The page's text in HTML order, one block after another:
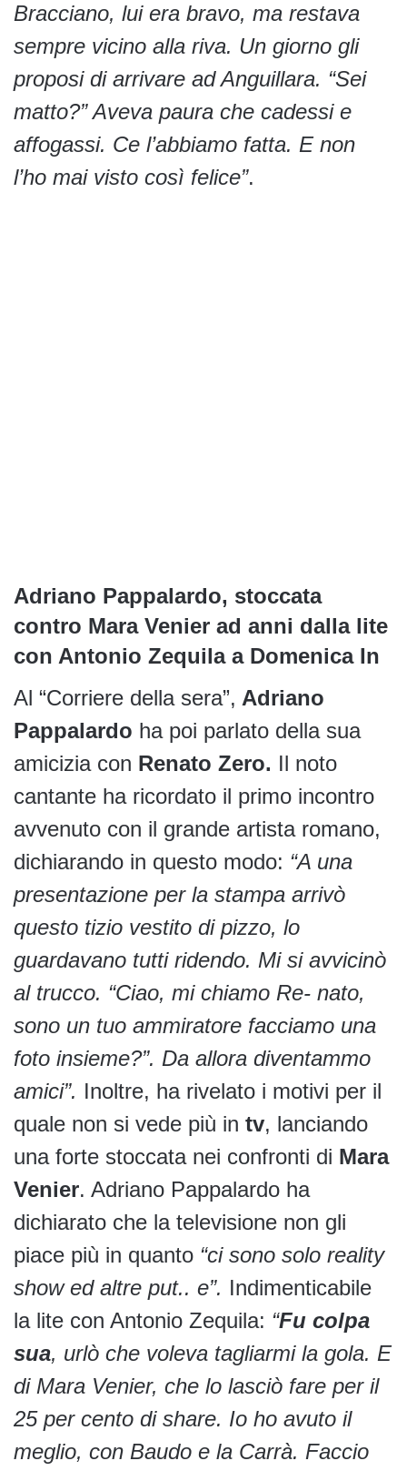
Bracciano, lui era bravo, ma restava
sempre vicino alla riva. Un giorno gli
proposi di arrivare ad Anguillara. “Sei
matto?” Aveva paura che cadessi e
affogassi. Ce l’abbiamo fatta. E non
l’ho mai visto così felice”.
Adriano Pappalardo, stoccata
contro Mara Venier ad anni dalla lite
con Antonio Zequila a Domenica In
Al “Corriere della sera”, Adriano
Pappalardo ha poi parlato della sua
amicizia con Renato Zero. Il noto
cantante ha ricordato il primo incontro
avvenuto con il grande artista romano,
dichiarando in questo modo: “A una
presentazione per la stampa arrivò
questo tizio vestito di pizzo, lo
guardavano tutti ridendo. Mi si avvicinò
al trucco. “Ciao, mi chiamo Re- nato,
sono un tuo ammiratore facciamo una
foto insieme?”. Da allora diventammo
amici”. Inoltre, ha rivelato i motivi per il
quale non si vede più in tv, lanciando
una forte stoccata nei confronti di Mara
Venier. Adriano Pappalardo ha
dichiarato che la televisione non gli
piace più in quanto “ci sono solo reality
show ed altre put.. e”. Indimenticabile
la lite con Antonio Zequila: “Fu colpa
sua, urlò che voleva tagliarmi la gola. E
di Mara Venier, che lo lasciò fare per il
25 per cento di share. Io ho avuto il
meglio, con Baudo e la Carrà. Faccio